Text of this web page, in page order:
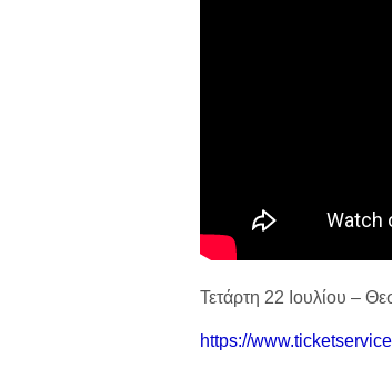
Τετάρτη 22 Ιουλίου –
https://